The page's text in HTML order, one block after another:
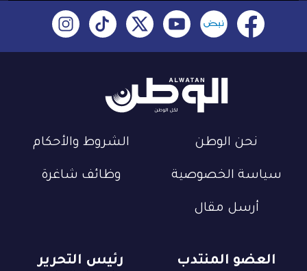
نحن الوطن الشروط والأحكام
سياسة الخصوصية وظائف شاغرة
أرسل مقال
العضو المنتدب رئيس التحرير